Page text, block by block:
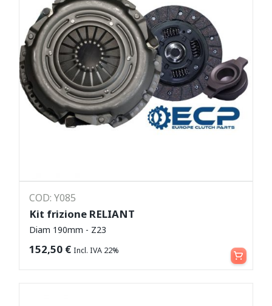
COD: Y085
Kit frizione RELIANT
Diam 190mm - Z23
152,50 € Incl. IVA 22% Aggiungi al carrello